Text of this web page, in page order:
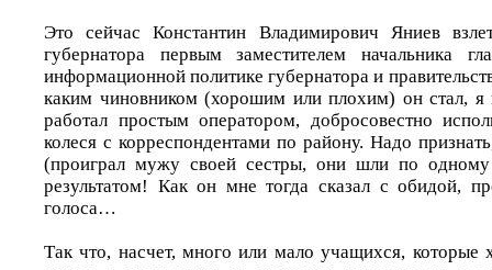
Это сейчас Константин Владимирович Яниев
губернатора первым заместителем начальника
информационной политике губернатора и
каким чиновником (хорошим или плохим) он стал, я
работал простым оператором, добросовестно
колеся с корреспондентами по району. Надо
(проиграл мужу своей сестры, они шли по
результатом! Как он мне тогда сказал с обидой,
голоса…
Так что, насчет, много или мало учащихся, которые